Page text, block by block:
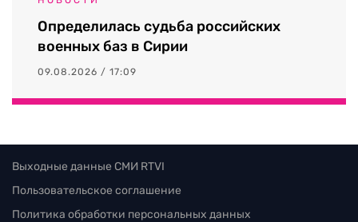
Определилась судьба российских
военных баз в Сирии
09.08.2026 / 17:09
Выходные данные СМИ RTVI
Пользовательское соглашение
Политика обработки персональных данных